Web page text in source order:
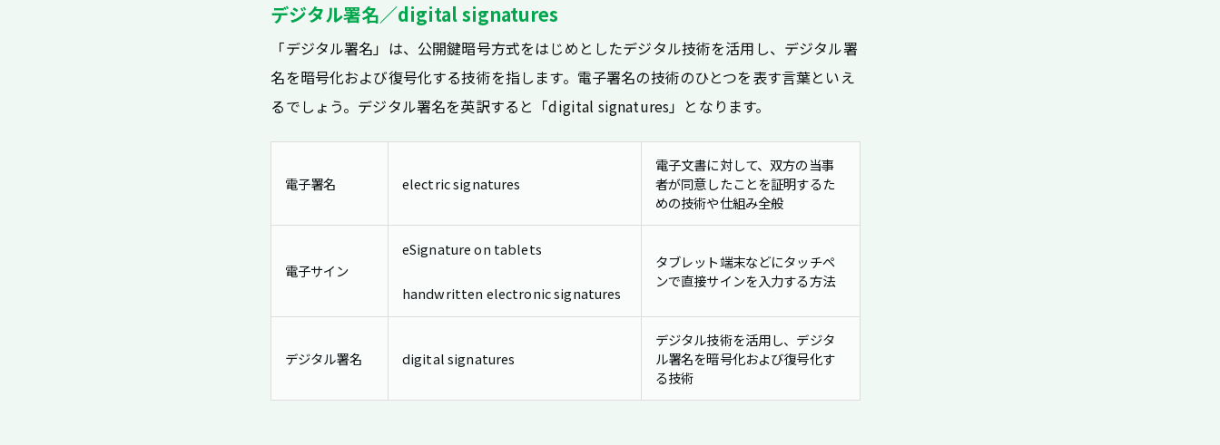
デジタル署名／digital signatures
「デジタル署名」は、公開鍵暗号方式をはじめとしたデジタル技術を活用し、デジタル署
名を暗号化および復号化する技術を指します。電子署名の技術のひとつを表す言葉といえ
るでしょう。デジタル署名を英訳すると「digital signatures」となります。
電子署名 electric signatures
電子文書に対して、双方の当事
者が同意したことを証明するた
めの技術や仕組み全般
電子サイン
eSignature on tablets
handwritten electronic signatures
タブレット端末などにタッチペ
ンで直接サインを入力する方法
デジタル署名 digital signatures
デジタル技術を活用し、デジタ
ル署名を暗号化および復号化す
る技術